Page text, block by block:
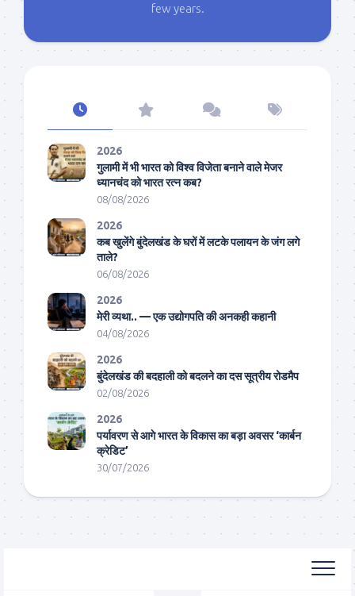
few years.
2026
गुलामी में भी भारत को विश्व विजेता बनाने वाले मेजर
ध्यानचंद को भारत रत्न कब?
08/08/2026
2026
कब खुलेंगे बुंदेलखंड के घरों में लटके पलायन के जंग लगे
ताले?
06/08/2026
2026
मेरी व्यथा.. — एक उद्योगपति की अनकही कहानी
04/08/2026
2026
बुंदेलखंड की बदहाली को बदलने का दस सूत्रीय रोडमैप
02/08/2026
2026
पर्यावरण से आगे भारत के विकास का बड़ा अवसर ‘कार्बन
क्रेडिट’
30/07/2026